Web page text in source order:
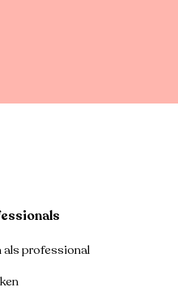
als professional